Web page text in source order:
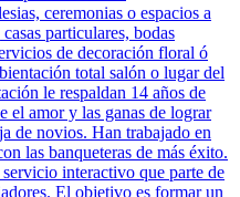
ceremonias o espacios a
particulares, bodas
de decoración floral ó
total salón o lugar del
le respaldan 14 años de
el amor y las ganas de lograr
de novios. Han trabajado en
las banqueteras de más éxito.
interactivo que parte de
El objetivo es formar un